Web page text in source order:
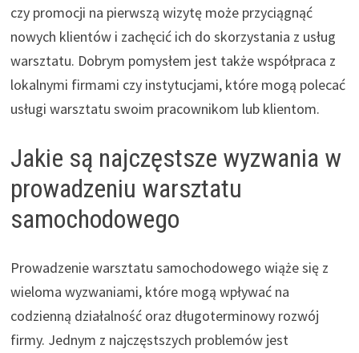
czy promocji na pierwszą wizytę może przyciągnąć
nowych klientów i zachęcić ich do skorzystania z usług
warsztatu. Dobrym pomysłem jest także współpraca z
lokalnymi firmami czy instytucjami, które mogą polecać
usługi warsztatu swoim pracownikom lub klientom.
Jakie są najczęstsze wyzwania w
prowadzeniu warsztatu
samochodowego
Prowadzenie warsztatu samochodowego wiąże się z
wieloma wyzwaniami, które mogą wpływać na
codzienną działalność oraz długoterminowy rozwój
firmy. Jednym z najczęstszych problemów jest